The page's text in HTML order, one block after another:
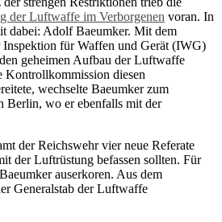
der Luftwaffe im Verborgenen voran. In
dabei: Adolf Baeumker. Mit dem
für Waffen und Gerät (IWG)
geheimen Aufbau der Luftwaffe
Kontrollkommission diesen
wechselte Baeumker zum
Berlin, wo er ebenfalls mit der
der Reichswehr vier neue Referate
der Luftrüstung befassen sollten. Für
auserkoren. Aus dem
Generalstab der Luftwaffe